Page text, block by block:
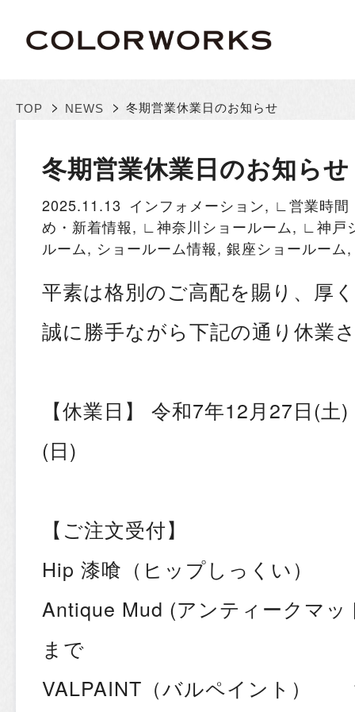
TOP > NEWS > 冬期営業休業日のお知らせ
冬期営業休業日のお知らせ
2025.11.13 インフォメーション, ∟営業時間
め・新着情報, ∟神奈川ショールーム, ∟神戸
ルーム, ショールーム情報, 銀座ショールーム
平素は格別のご高配を賜り、厚
誠に勝手ながら下記の通り休業
【休業日】 令和7年12月27日(
(日)
【ご注文受付】
Hip 漆喰（ヒップしっくい）
Antique Mud (アンティーク
まで
VALPAINT（バルペイント）